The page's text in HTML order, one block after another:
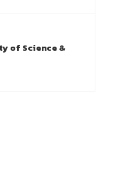
of Science &